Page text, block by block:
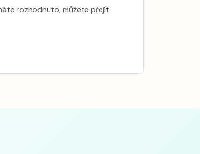
rozhodnuto, můžete přejít